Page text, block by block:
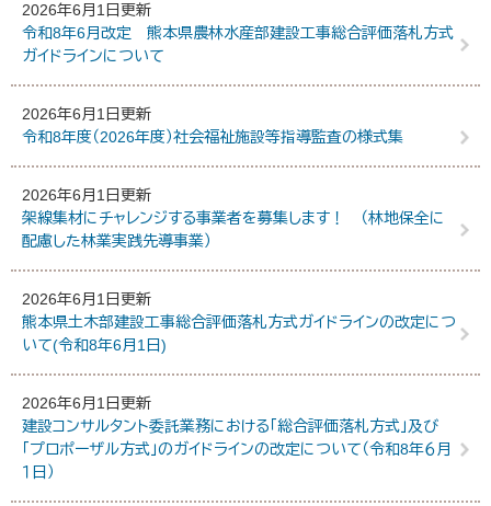
2026年6月1日更新
令和8年6月改定 熊本県農林水産部建設工事総合評価落札方式
ガイドラインについて
2026年6月1日更新
令和8年度（2026年度）社会福祉施設等指導監査の様式集
2026年6月1日更新
架線集材にチャレンジする事業者を募集します！ （林地保全に
配慮した林業実践先導事業）
2026年6月1日更新
熊本県土木部建設工事総合評価落札方式ガイドラインの改定につ
いて(令和8年6月1日)
2026年6月1日更新
建設コンサルタント委託業務における「総合評価落札方式」及び
「プロポーザル方式」のガイドラインの改定について（令和8年６月
１日）